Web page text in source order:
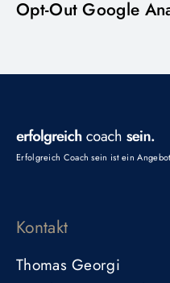
Opt-Out Google
Erfolgreich Coach sein ist ein
Kontakt
Thomas Georgi